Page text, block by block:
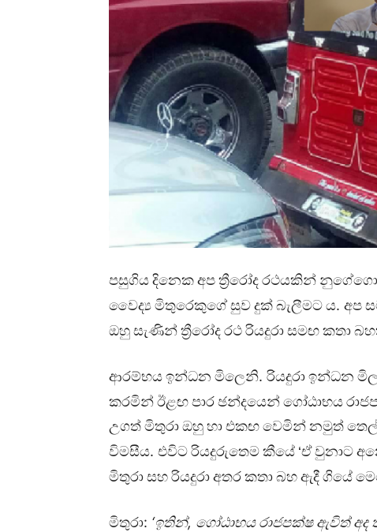
පසුගිය දිනෙක අප ත්‍රීරෝද රථයකින්
වෛද්‍ය මිතුරෙකුගේ සුව දුක් බැලීමට ය. අප
ඔහු සැණින් ත්‍රීරෝද රථ රියදුරා සමඟ කතා
ආරම්භය ඉන්ධන මිලෙනි. රියදුරා ඉන්ධන
කරමින් ඊළඟ පාර ඡන්දයෙන් ගෝඨාභය
උගත් මිතුරා ඔහු හා එකඟ වෙමින් නමුත්
විමසීය. එවිට රියදුරුතෙම කීයේ ‘ඒ වුනාට
මිතුරා සහ රියදුරා අතර කතා බහ ඇදී ගියේ
මිතුරා: ‘ඉතින්, ගෝඨාභය රාජපක්ෂ ඇවිත් අද